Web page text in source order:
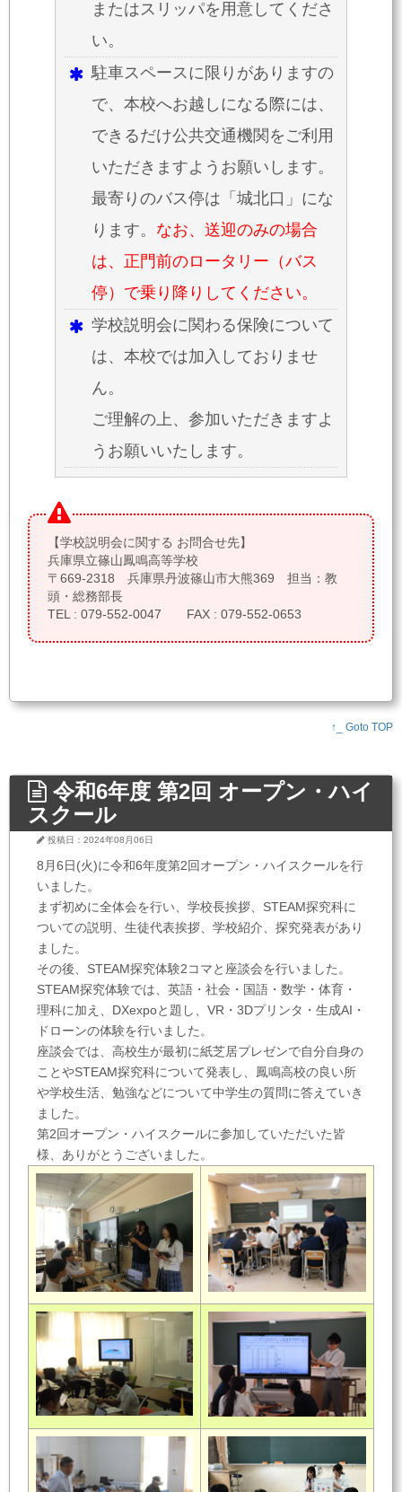
またはスリッパを用意してくださ
い。
駐車スペースに限りがありますの
で、本校へお越しになる際には、
できるだけ公共交通機関をご利用
いただきますようお願いします。
最寄りのバス停は「城北口」にな
ります。 なお、送迎のみの場合
は、正門前のロータリー（バス
停）で乗り降りしてください。
学校説明会に関わる保険について
は、本校では加入しておりませ
ん。
ご理解の上、参加いただきますよ
うお願いいたします。
【学校説明会に関する お問合せ先】
兵庫県立篠山鳳鳴高等学校
〒669-2318 兵庫県丹波篠山市大熊369 担当：教
頭・総務部長
TEL : 079-552-0047 FAX : 079-552-0653
↑_ Goto TOP
令和6年度 第2回 オープン・ハイ
スクール
投稿日：2024年08月06日
8月6日(火)に令和6年度第2回オープン・ハイスクールを行
いました。
まず初めに全体会を行い、学校長挨拶、STEAM探究科に
ついての説明、生徒代表挨拶、学校紹介、探究発表があり
ました。
その後、STEAM探究体験2コマと座談会を行いました。
STEAM探究体験では、英語・社会・国語・数学・体育・
理科に加え、DXexpoと題し、VR・3Dプリンタ・生成AI・
ドローンの体験を行いました。
座談会では、高校生が最初に紙芝居プレゼンで自分自身の
ことやSTEAM探究科について発表し、鳳鳴高校の良い所
や学校生活、勉強などについて中学生の質問に答えていき
ました。
第2回オープン・ハイスクールに参加していただいた皆
様、ありがとうございました。